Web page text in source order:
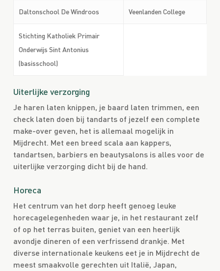
Daltonschool De Windroos Veenlanden College
Stichting Katholiek Primair
Onderwijs Sint Antonius
(basisschool)
Uiterlijke verzorging
Je haren laten knippen, je baard laten trimmen, een
check laten doen bij tandarts of jezelf een complete
make-over geven, het is allemaal mogelijk in
Mijdrecht. Met een breed scala aan kappers,
tandartsen, barbiers en beautysalons is alles voor de
uiterlijke verzorging dicht bij de hand.
Horeca
Het centrum van het dorp heeft genoeg leuke
horecagelegenheden waar je, in het restaurant zelf
of op het terras buiten, geniet van een heerlijk
avondje dineren of een verfrissend drankje. Met
diverse internationale keukens eet je in Mijdrecht de
meest smaakvolle gerechten uit Italië, Japan,